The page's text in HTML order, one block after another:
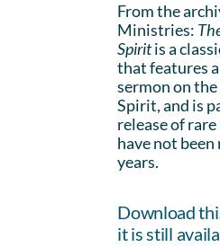
From the
Ministries:
Spiritis a
that features
sermon on
Spirit, and is
release of
have not been
years.
Download
it is still